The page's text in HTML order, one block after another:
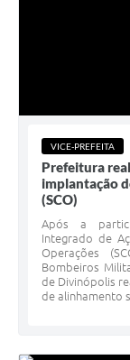
VICE-PREFEITA
Prefeitura
implantação
(SCO)
Após a
Integrado de
Operações
Bombeiros
de Divinópolis
de alinhamento